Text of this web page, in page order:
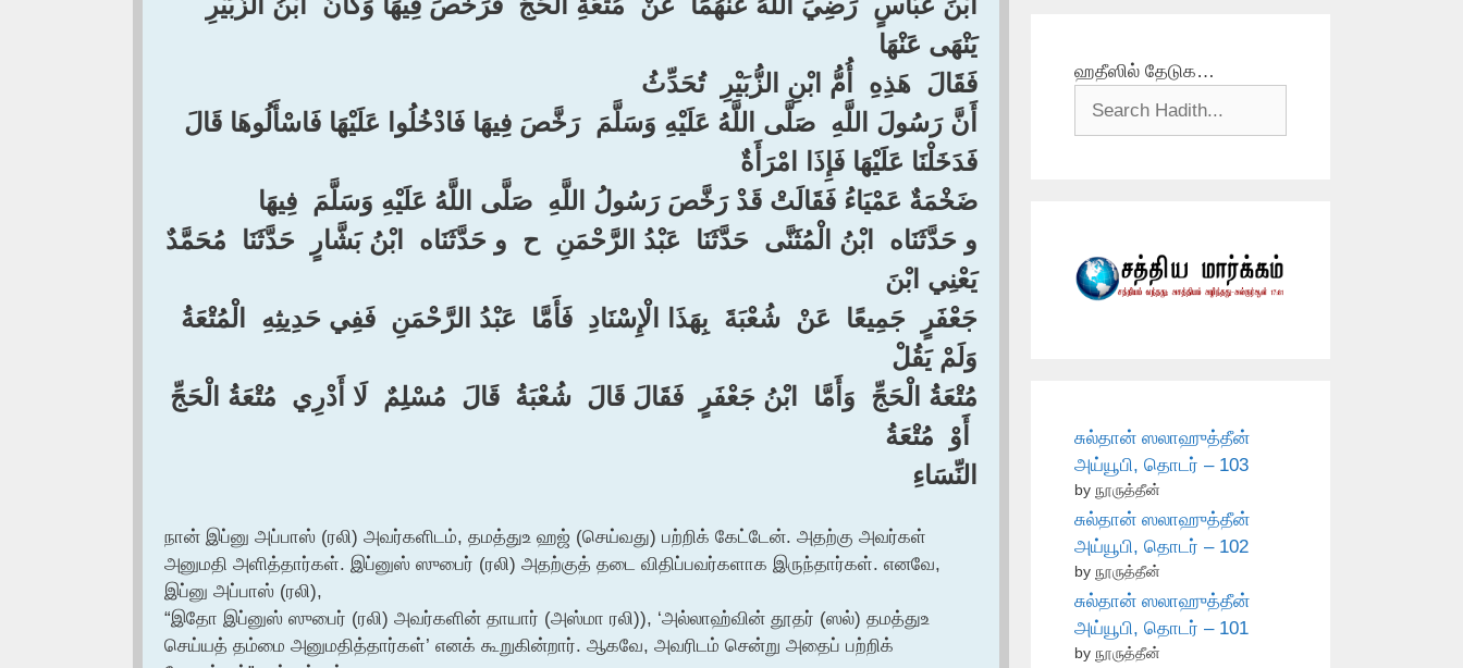
‏يَنْهَى عَنْهَا ‏
‏فَقَالَ ‏ ‏هَذِهِ ‏ ‏أُمُّ ابْنِ الزُّبَيْرِ ‏ ‏تُحَدِّثُ ‏
‏أَنَّ رَسُولَ اللَّهِ ‏ ‏صَلَّى اللَّهُ عَلَيْهِ وَسَلَّمَ ‏ ‏رَخَّصَ فِيهَا فَادْخُلُوا عَلَيْهَا فَاسْأَلُوهَا قَالَ
فَدَخَلْنَا عَلَيْهَا فَإِذَا امْرَأَةٌ
ضَخْمَةٌ عَمْيَاءُ فَقَالَتْ قَدْ رَخَّصَ رَسُولُ اللَّهِ ‏ ‏صَلَّى اللَّهُ عَلَيْهِ وَسَلَّمَ ‏ ‏فِيهَا ‏
‏و حَدَّثَنَاه ‏ ‏ابْنُ الْمُثَنَّى ‏ ‏حَدَّثَنَا ‏ ‏عَبْدُ الرَّحْمَنِ ‏ ‏ح ‏ ‏و حَدَّثَنَاه ‏ ‏ابْنُ بَشَّارٍ ‏ ‏حَدَّثَنَا ‏ ‏مُحَمَّدٌ
يَعْنِي ابْنَ
جَعْفَرٍ ‏ ‏جَمِيعًا ‏ ‏عَنْ ‏ ‏شُعْبَةَ ‏ ‏بِهَذَا الْإِسْنَادِ ‏ ‏فَأَمَّا ‏ ‏عَبْدُ الرَّحْمَنِ ‏ ‏فَفِي حَدِيثِهِ ‏ ‏الْمُتْعَةُ ‏
‏وَلَمْ يَقُلْ ‏
‏مُتْعَةُ الْحَجِّ ‏ ‏وَأَمَّا ‏ ‏ابْنُ جَعْفَرٍ ‏ ‏فَقَالَ قَالَ ‏ ‏شُعْبَةُ ‏ ‏قَالَ ‏ ‏مُسْلِمٌ ‏ ‏لَا أَدْرِي ‏ ‏مُتْعَةُ الْحَجِّ
‏ ‏أَوْ ‏ ‏مُتْعَةُ
النِّسَاءِ
நான் இப்னு அப்பாஸ் (ரலி) அவர்களிடம், தமத்துஉ ஹஜ் (செய்வது) பற்றிக் கேட்டேன். அதற்கு அவர்கள்
அனுமதி அளித்தார்கள். இப்னுஸ் ஸுபைர் (ரலி) அதற்குத் தடை விதிப்பவர்களாக இருந்தார்கள். எனவே,
இப்னு அப்பாஸ் (ரலி),
“இதோ இப்னுஸ் ஸுபைர் (ரலி) அவர்களின் தாயார் (அஸ்மா ரலி)), ‘அல்லாஹ்வின் தூதர் (ஸல்) தமத்துஉ
செய்யத் தம்மை அனுமதித்தார்கள்’ எனக் கூறுகின்றார். ஆகவே, அவரிடம் சென்று அதைப் பற்றிக்
ஹதீஸில் தேடுக…
சுல்தான் ஸலாஹுத்தீன்
அய்யூபி, தொடர் – 103
by நூருத்தீன்
சுல்தான் ஸலாஹுத்தீன்
அய்யூபி, தொடர் – 102
by நூருத்தீன்
சுல்தான் ஸலாஹுத்தீன்
அய்யூபி, தொடர் – 101
by நூருத்தீன்